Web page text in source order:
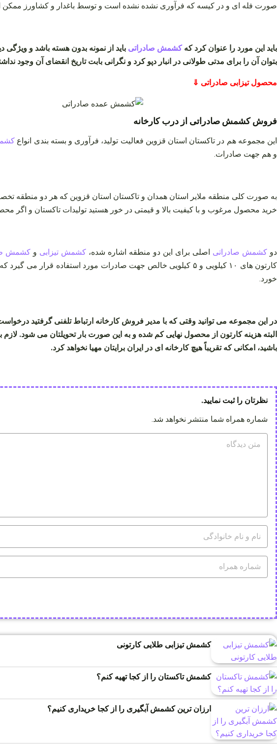
صورت فله ای و در کیسه که فرآوری نشده نشده است و توسط باغدار و کشاورز ممکن
باید این مورد را عنوان کرد کهکشمش صادراتی باید از نمونه بدون هسته باشد و
بتوان آن را برای مدتی طولانی در انبار دپو کرد و نگرانی بابت تاریخ انقضای آن وجود
محصول تیزابی صادراتی ⇓
فروش کشمش صادراتی از درب کارخانه
این مجموعه هم در تاکستان استان قزوین فعالیت تولید، فرآوری و بسته بندی انواع
و هم جهت صادرات.
به صورت کلی منطقه ملایر استان همدان و تاکستان استان قزوین که هر دو منطقه
خرید محصول مرغوب و با کیفیت بالا و قیمتی در خور هستید تولیدات تاکستان و اگر
دو کشمش صادراتی اصلی برای این دو منطقه اشاره شده، کشمش تیزابی و کشمش
کارتون های ۱۰ کیلویی و ۵ کیلویی خالص جهت صادرات مورد استفاده قرار می گیرد که به ترتیب در بالاترین کیفیت ممکن در اواخر بهمن ۱۴۰۰، کیلویی
خورد.
در این مجموعه می توانید وقتی که با مدیر فروش کارخانه ارتباط تلفنی گرفتید
البته هزینه کارتون از محصول نهایی کم شده و به این صورت بار تحویلتان می شود.
باشید، امکانی که تقریباً هیچ کارخانه‌ ای در ایران برایتان مهیا نخواهد کرد.
نظرتان را ثبت نمایید.
شماره همراه شما منتشر نخواهد شد.
کشمش تیزابی طلایی کارتونی
کشمش تاکستان را از کجا تهیه کنم؟
ارزان ترین کشمش آبگیری را از کجا خریداری کنیم؟